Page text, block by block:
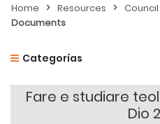
Home > Resources >
Documents
Categorías
Fare e studiare
Dio